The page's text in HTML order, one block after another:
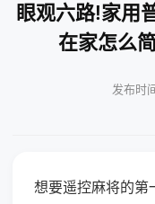
眼观六路!家用
在家怎么
发布时
想要遥控麻将的第